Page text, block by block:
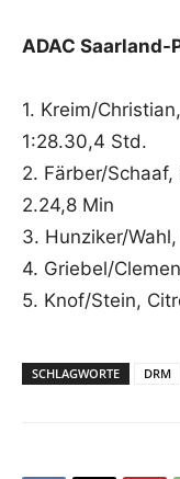
ADAC
1. Kreim/
1:28.30,4 Std.
2. Färber/
2.24,8 Min
3. Hunziker/
4. Griebel/
5. Knof/Stein,
SCHLAGWORTE DRM